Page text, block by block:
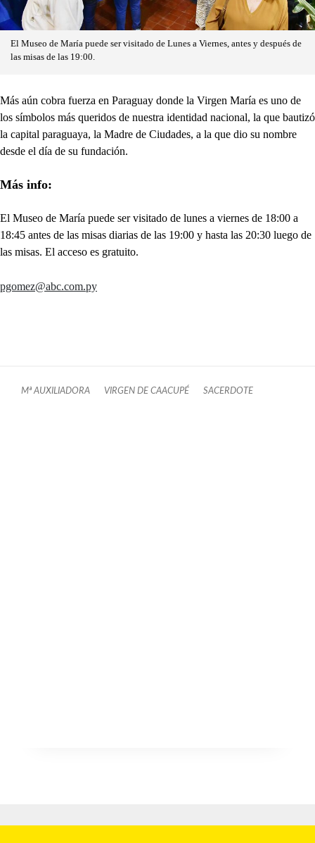
El Museo de María puede ser visitado de Lunes a Viernes, antes y después de
las misas de las 19:00.
Más aún cobra fuerza en Paraguay donde la Virgen María es uno de
los símbolos más queridos de nuestra identidad nacional, la que bautizó
la capital paraguaya, la Madre de Ciudades, a la que dio su nombre
desde el día de su fundación.
Más info:
El Museo de María puede ser visitado de lunes a viernes de 18:00 a
18:45 antes de las misas diarias de las 19:00 y hasta las 20:30 luego de
las misas. El acceso es gratuito.
pgomez@abc.com.py
Mª AUXILIADORA VIRGEN DE CAACUPÉ SACERDOTE